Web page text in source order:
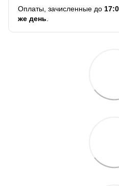
Оплаты, зачисленные до
же день